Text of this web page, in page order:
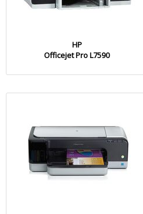
HP
Officejet Pro L7590